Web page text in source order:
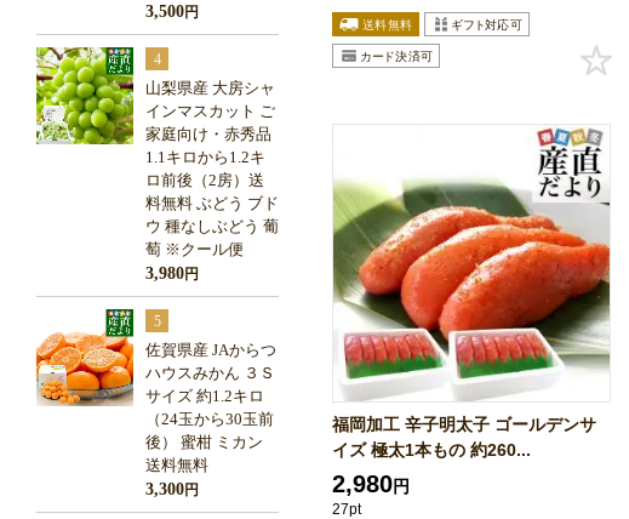
福岡加工 辛子明太子 ゴールデンサ
イズ 極太1本もの 約260...
2,980円
27pt
3,500円
4
山梨県産 大房シャ
インマスカット ご
家庭向け・赤秀品
1.1キロから1.2キ
ロ前後（2房）送
料無料 ぶどう ブド
ウ 種なしぶどう 葡
萄 ※クール便
3,980円
5
佐賀県産 JAからつ
ハウスみかん ３Ｓ
サイズ 約1.2キロ
（24玉から30玉前
後） 蜜柑 ミカン
送料無料
3,300円